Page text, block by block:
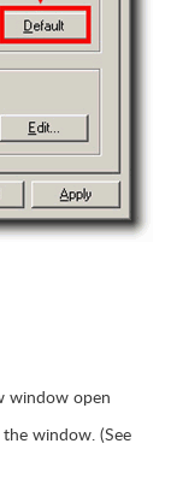
window open
window. (See